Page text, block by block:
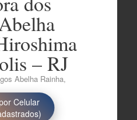
Celular
– RJ
Abelha Rainha,